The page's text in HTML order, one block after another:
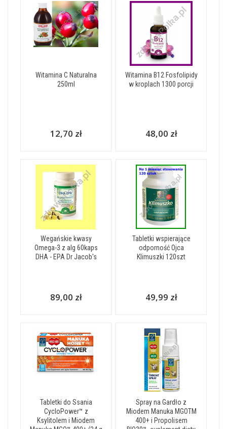
Witamina C Naturalna
250ml
12,70 zł
Witamina B12 Fosfolipidy
w kroplach 1300 porcji
48,00 zł
Wegańskie kwasy
Omega-3 z alg 60kaps
DHA - EPA Dr Jacob's
89,00 zł
Tabletki wspierające
odporność Ojca
Klimuszki 120szt
49,99 zł
Tabletki do Ssania
CycloPower™ z
Ksylitolem i Miodem
Spray na Gardło z
Miodem Manuka MGOTM
400+ i Propolisem